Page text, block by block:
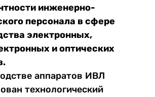
инженерно-
персонала в сфере
электронных,
и оптических
аппаратов ИВЛ
технологический